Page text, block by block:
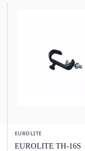
EUROLITE
EUROLITE TH-16S